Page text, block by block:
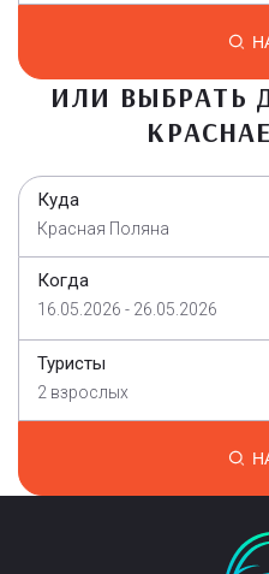
ИЛИ ВЫБРАТЬ
Куда
Красная Поляна
Когда
16.05.2026 - 26.05.2026
Туристы
2 взрослых